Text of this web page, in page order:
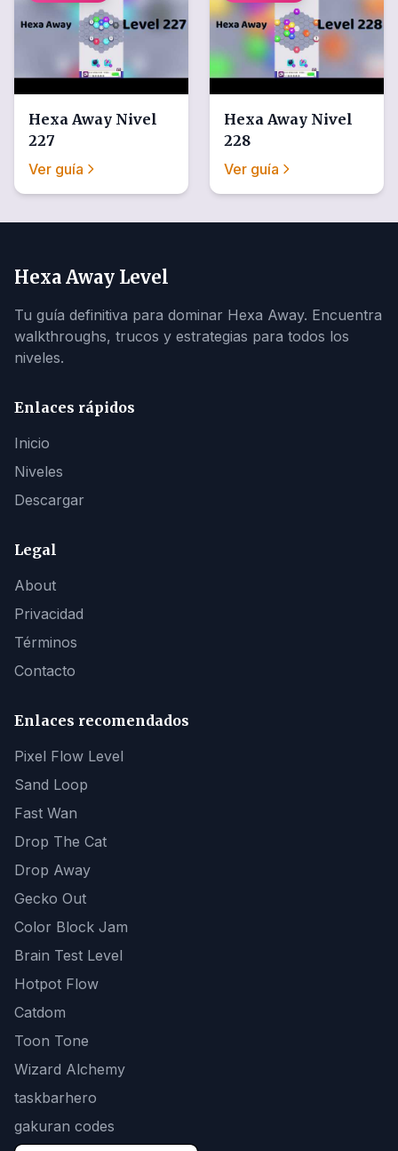
Hexa Away Nivel
227
Ver guía
Hexa Away Nivel
228
Ver guía
Hexa Away Level
Tu guía definitiva para dominar Hexa Away. Encuentra
walkthroughs, trucos y estrategias para todos los
niveles.
Enlaces rápidos
Inicio
Niveles
Descargar
Legal
About
Privacidad
Términos
Contacto
Enlaces recomendados
Pixel Flow Level
Sand Loop
Fast Wan
Drop The Cat
Drop Away
Gecko Out
Color Block Jam
Brain Test Level
Hotpot Flow
Catdom
Toon Tone
Wizard Alchemy
taskbarhero
gakuran codes